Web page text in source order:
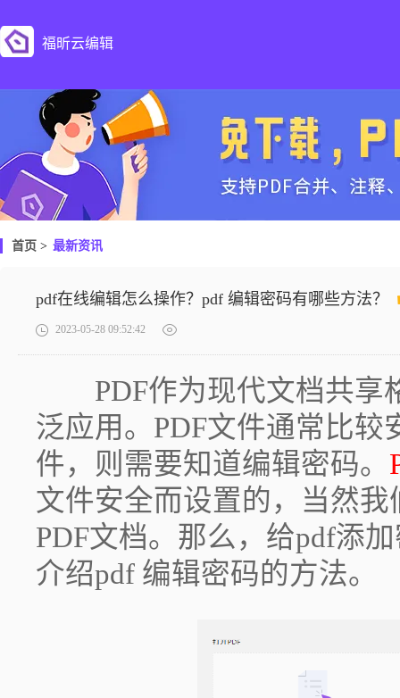
福昕云编辑
首页 > 最新资讯
pdf在线编辑怎么操作？pdf 编辑密码有哪些方法？
2023-05-28 09:52:42
PDF作为现代文档共享
泛应用。PDF文件通常比较
件，则需要知道编辑密码。
文件安全而设置的，当然
PDF文档。那么，给pdf添
介绍pdf 编辑密码的方法。